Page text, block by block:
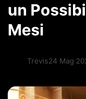
un
Mesi
Trevis24 Mag